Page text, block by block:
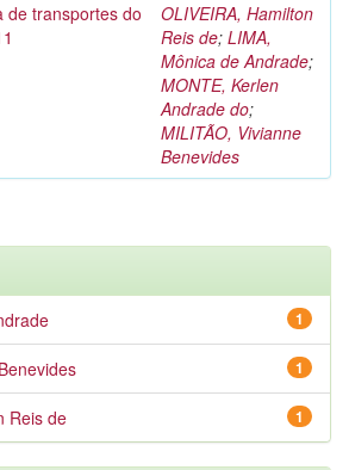
de transportes do
OLIVEIRA, Hamilton
Reis de; LIMA,
Mônica de Andrade;
MONTE, Kerlen
Andrade do;
MILITÃO, Vivianne
Benevides
1
1
1
Reis de